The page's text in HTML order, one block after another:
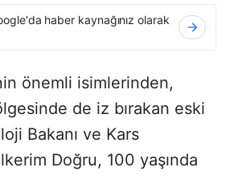
haber kaynağınız olarak
önemli isimlerinden,
de iz bırakan eski
Bakanı ve Kars
Doğru, 100 yaşında